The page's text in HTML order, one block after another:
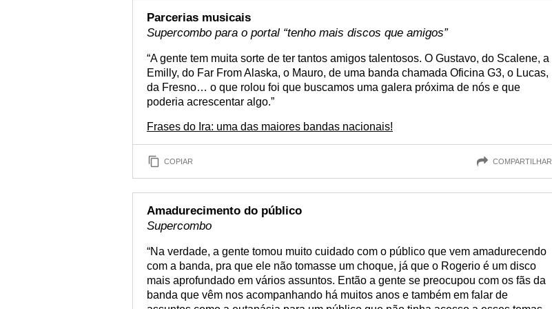
Parcerias musicais
Supercombo para o portal “tenho mais discos que amigos”
“A gente tem muita sorte de ter tantos amigos talentosos. O Gustavo, do Scalene, a
Emilly, do Far From Alaska, o Mauro, de uma banda chamada Oficina G3, o Lucas,
da Fresno… o que rolou foi que buscamos uma galera próxima de nós e que
poderia acrescentar algo.”
Frases do Ira: uma das maiores bandas nacionais!
COPIAR COMPARTILHAR
Amadurecimento do público
Supercombo
“Na verdade, a gente tomou muito cuidado com o público que vem amadurecendo
com a banda, pra que ele não tomasse um choque, já que o Rogerio é um disco
mais aprofundado em vários assuntos. Então a gente se preocupou com os fãs da
banda que vêm nos acompanhando há muitos anos e também em falar de